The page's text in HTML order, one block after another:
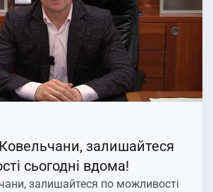
залишайтеся
сьогодні вдома!
залишайтеся по можливості